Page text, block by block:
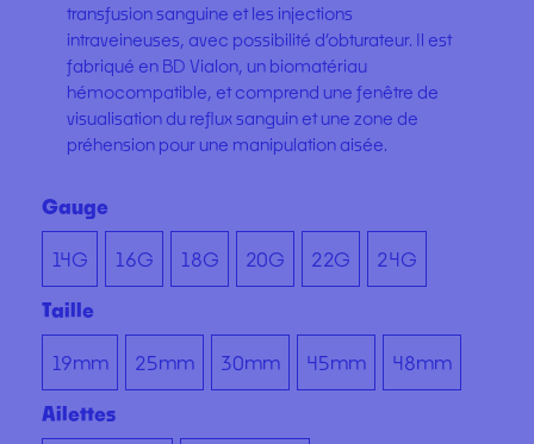
transfusion sanguine et les injections
intraveineuses, avec possibilité d’obturateur. Il est
fabriqué en BD Vialon, un biomatériau
hémocompatible, et comprend une fenêtre de
visualisation du reflux sanguin et une zone de
préhension pour une manipulation aisée.
Gauge
14G 16G 18G 20G 22G 24G
Taille
19mm 25mm 30mm 45mm 48mm
Ailettes